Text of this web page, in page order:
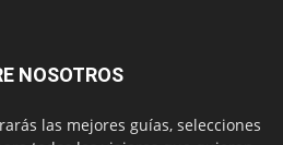
NOSOTROS
las mejores guías, selecciones